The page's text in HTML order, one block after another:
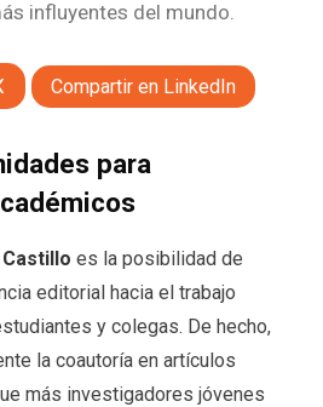
influyentes del mundo.
Compartir en LinkedIn
para
Castillo es la posibilidad de
editorial hacia el trabajo
y colegas. De hecho,
la coautoría en artículos
más investigadores jóvenes